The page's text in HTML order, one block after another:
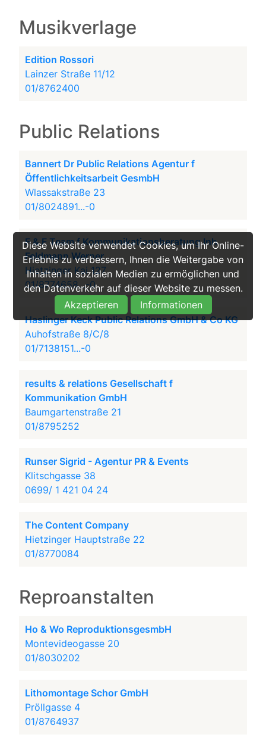
Diese Website verwendet Cookies, um Ihr Online-
Erlebnis zu verbessern, Ihnen die Weitergabe von
Inhalten in sozialen Medien zu ermöglichen und
den Datenverkehr auf dieser Website zu messen.
Akzeptieren
Informationen
Musikverlage
Edition Rossori
Lainzer Straße 11/12
01/8762400
Public Relations
Bannert Dr Public Relations Agentur f
Öffentlichkeitsarbeit GesmbH
Wlassakstraße 23
01/8024891...-0
F & F Team f Kommunikationsberatung Inh
Feldmann Werner
Hietzinger Kai 127
01/8774658...-0
Haslinger Keck Public Relations GmbH & Co KG
Auhofstraße 8/C/8
01/7138151...-0
results & relations Gesellschaft f
Kommunikation GmbH
Baumgartenstraße 21
01/8795252
Runser Sigrid - Agentur PR & Events
Klitschgasse 38
0699/ 1 421 04 24
The Content Company
Hietzinger Hauptstraße 22
01/8770084
Reproanstalten
Ho & Wo ReproduktionsgesmbH
Montevideogasse 20
01/8030202
Lithomontage Schor GmbH
Pröllgasse 4
01/8764937